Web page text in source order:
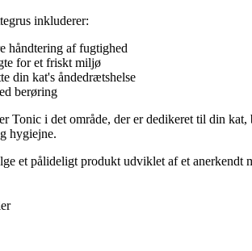
inkluderer:
håndtering af fugtighed
for et friskt miljø
din kat's åndedrætshelse
berøring
Tonic i det område, der er dedikeret til din
hygiejne.
et pålideligt produkt udviklet af et